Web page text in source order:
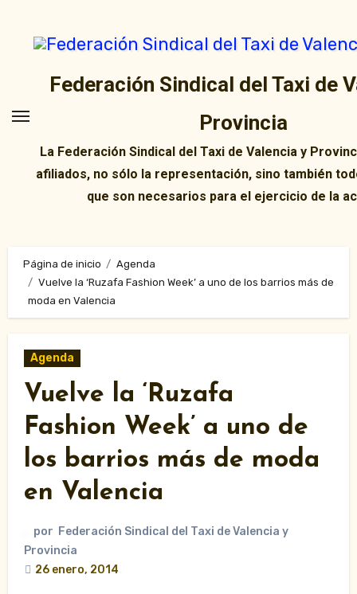
contenido
Federación Sindical del Taxi de
Provincia
La Federación Sindical del Taxi de Valencia y
afiliados, no sólo la representación, sino también
que son necesarios para el ejercicio de la
Página de inicio
Agenda
Vuelve la ‘Ruzafa Fashion Week’ a uno de los barrios más de
moda en Valencia
Agenda
Vuelve la ‘Ruzafa
Fashion Week’ a uno de
los barrios más de moda
en Valencia
por Federación Sindical del Taxi de Valencia y
Provincia
26 enero, 2014